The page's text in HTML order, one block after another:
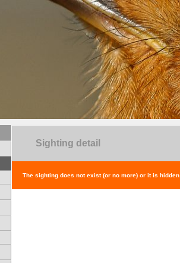
Sighting detail
The sighting does not exist (or no more) or it is hidden.